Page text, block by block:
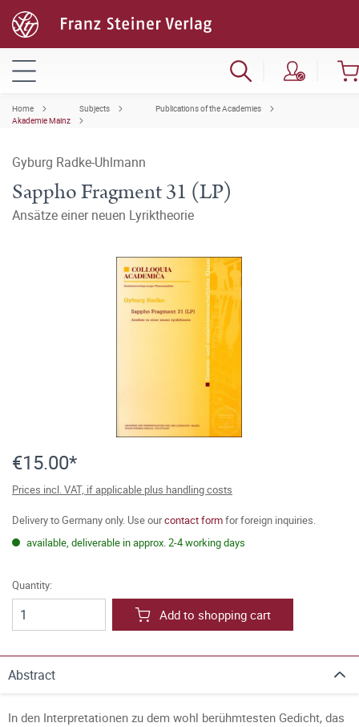
Home Subjects
Publications of the Academies
Akademie Mainz
Gyburg Radke-Uhlmann
Sappho Fragment 31 (LP)
Ansätze einer neuen Lyriktheorie
€15.00*
Prices incl. VAT, if applicable plus handling costs
Delivery to Germany only. Use ourcontact formfor foreign inquiries.
available, deliverable in approx. 2-4 working days
Quantity:
Add to shopping cart
Abstract
In den Interpretationen zu dem wohl berühmtesten Gedicht, das